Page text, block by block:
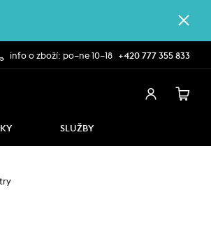
info o zboží: po–ne 10–18 +420 777 355 833
SLUŽBY